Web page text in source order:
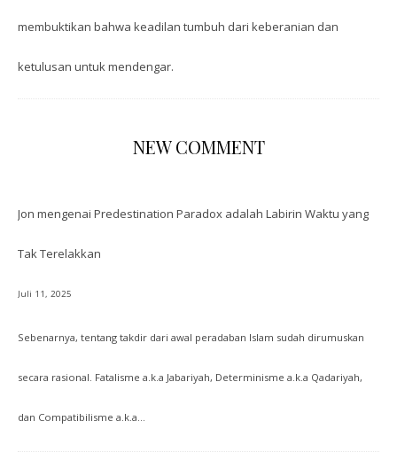
membuktikan bahwa keadilan tumbuh dari keberanian dan
ketulusan untuk mendengar.
NEW COMMENT
Jon mengenai Predestination Paradox adalah Labirin Waktu yang
Tak Terelakkan
Juli 11, 2025
Sebenarnya, tentang takdir dari awal peradaban Islam sudah dirumuskan
secara rasional. Fatalisme a.k.a Jabariyah, Determinisme a.k.a Qadariyah,
dan Compatibilisme a.k.a…